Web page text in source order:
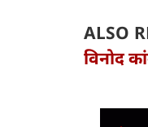
ALSO
विनोद